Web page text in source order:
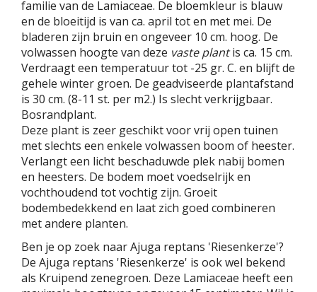
familie van de Lamiaceae. De bloemkleur is blauw
en de bloeitijd is van ca. april tot en met mei. De
bladeren zijn bruin en ongeveer 10 cm. hoog. De
volwassen hoogte van deze vaste plantis ca. 15 cm.
Verdraagt een temperatuur tot -25 gr. C. en blijft de
gehele winter groen. De geadviseerde plantafstand
is 30 cm. (8-11 st. per m2.) Is slecht verkrijgbaar.
Bosrandplant.
Deze plant is zeer geschikt voor vrij open tuinen
met slechts een enkele volwassen boom of heester.
Verlangt een licht beschaduwde plek nabij bomen
en heesters. De bodem moet voedselrijk en
vochthoudend tot vochtig zijn. Groeit
bodembedekkend en laat zich goed combineren
met andere planten.
Ben je op zoek naar Ajuga reptans 'Riesenkerze'?
De Ajuga reptans 'Riesenkerze' is ook wel bekend
als Kruipend zenegroen. Deze Lamiaceae heeft een